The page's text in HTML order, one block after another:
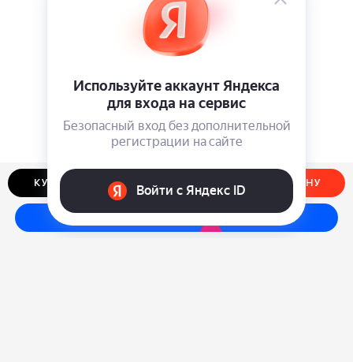
КУПИТЬ В ОДИН КЛИК ДОБАВИТЬ В КОРЗИНУ